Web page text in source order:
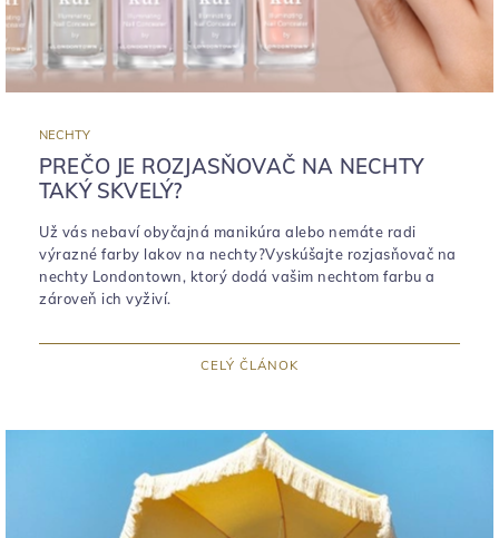
NECHTY
PREČO JE ROZJASŇOVAČ NA NECHTY
TAKÝ SKVELÝ?
Už vás nebaví obyčajná manikúra alebo nemáte radi
výrazné farby lakov na nechty?Vyskúšajte rozjasňovač na
nechty Londontown, ktorý dodá vašim nechtom farbu a
zároveň ich vyživí.
CELÝ ČLÁNOK